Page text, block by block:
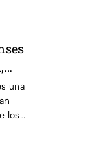
una
los